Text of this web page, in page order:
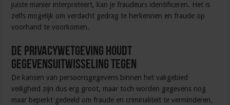
juiste manier interpreteert, kan je fraudeurs identificeren. Het is
zelfs mogelijk om verdacht gedrag te herkennen en fraude op
voorhand te voorkomen.
De privacywetgeving houdt
gegevensuitwisseling tegen
De kansen van persoonsgegevens binnen het vakgebied
veiligheid zijn dus erg groot, maar toch worden gegevens nog
maar beperkt gedeeld om fraude en criminaliteit te verminderen.